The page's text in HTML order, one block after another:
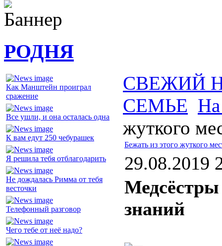
РОДНЯ
Как Манштейн проиграл
сражение
Все ушли, и она осталась одна
К вам едут 250 чебурашек
Я решила тебя отблагодарить
Не дождалась Римма от тебя
весточки
Телефонный разговор
Чего тебе от неё надо?
СВЕЖИЙ
СЕМЬЕ На
жуткого
Бежать из этого жуткого
29.08.2019
Медсёстры
знаний